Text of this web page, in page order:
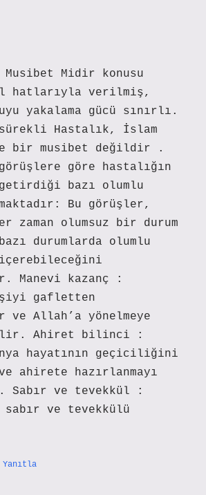
Midir konusu
hatlarıyla verilmiş,
yakalama gücü sınırlı.
Hastalık, İslam
bir musibet değildir .
göre hastalığın
bazı olumlu
Bu görüşler,
zaman olumsuz bir durum
durumlarda olumlu
Manevi kazanç :
gafletten
ve Allah’a yönelmeye
Ahiret bilinci :
hayatının geçiciliğini
ahirete hazırlanmayı
Sabır ve tevekkül :
ve tevekkülü
Yanıtla